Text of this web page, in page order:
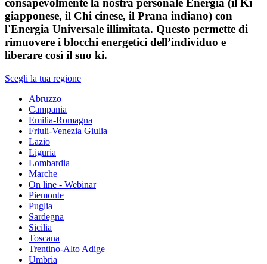
consapevolmente la nostra personale Energia (il Ki
giapponese, il Chi cinese, il Prana indiano) con
l'Energia Universale illimitata. Questo permette di
rimuovere i blocchi energetici dell’individuo e
liberare così il suo ki.
Scegli la tua regione
Abruzzo
Campania
Emilia-Romagna
Friuli-Venezia Giulia
Lazio
Liguria
Lombardia
Marche
On line - Webinar
Piemonte
Puglia
Sardegna
Sicilia
Toscana
Trentino-Alto Adige
Umbria